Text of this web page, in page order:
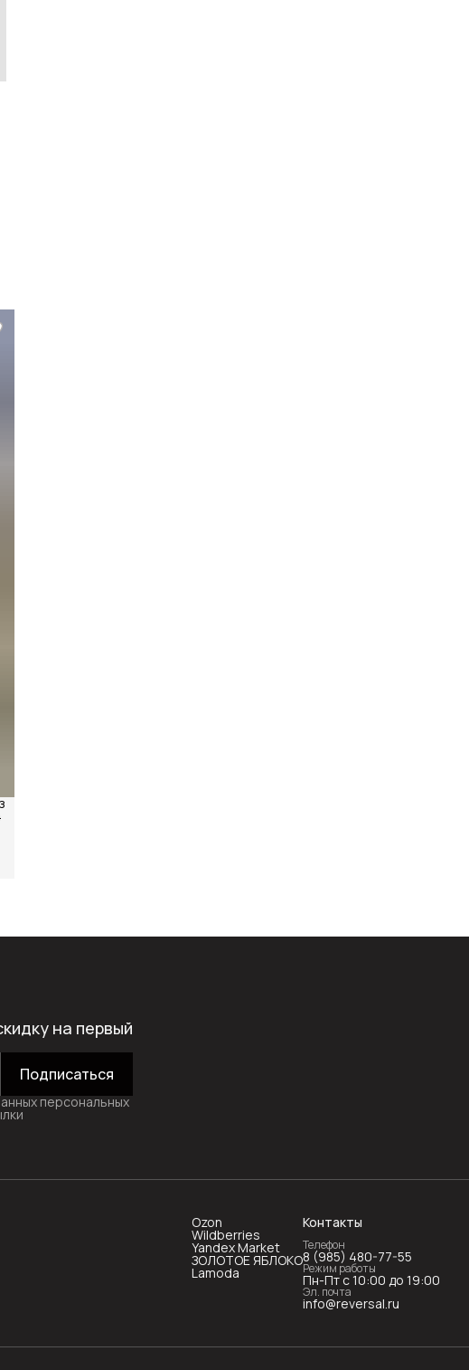
на первый
Подписаться
персональных
Ozon
Wildberries
Yandex Market
ЗОЛОТОЕ ЯБЛОКО
Lamoda
Контакты
Телефон
8 (985) 480-77-55
Режим работы
Пн-Пт с 10:00 до 19:00
Эл. почта
info@reversal.ru